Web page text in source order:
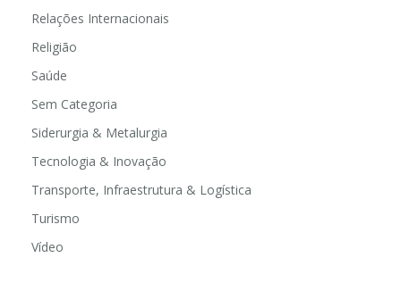
Relações Internacionais
Religião
Saúde
Sem Categoria
Siderurgia & Metalurgia
Tecnologia & Inovação
Transporte, Infraestrutura & Logística
Turismo
Vídeo